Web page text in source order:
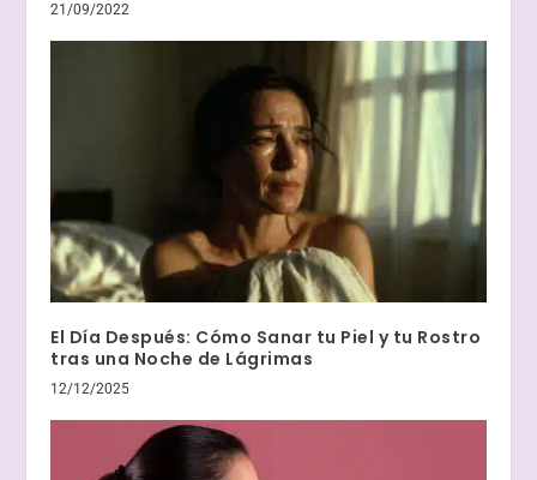
21/09/2022
El Día Después: Cómo Sanar tu Piel y tu Rostro
tras una Noche de Lágrimas
12/12/2025